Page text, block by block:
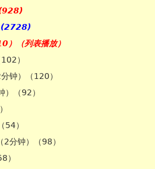
(2728)
）（列表播放）
）
钟）（120）
）（92）
54）
分钟）（98）
）